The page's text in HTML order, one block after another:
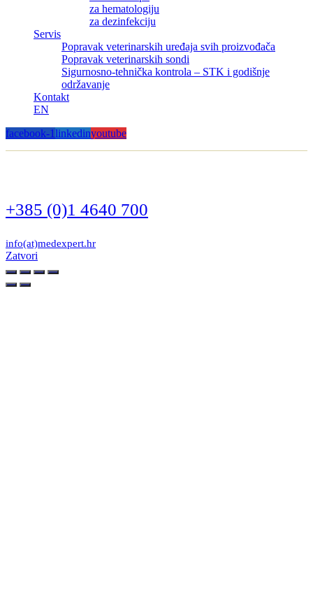
za hematologiju
za dezinfekciju
Servis
Popravak veterinarskih uređaja svih proizvođača
Popravak veterinarskih sondi
Sigurnosno-tehnička kontrola – STK i godišnje
održavanje
Kontakt
EN
facebook-1linkedinyoutube
+385 (0)1 4640 700
info(at)medexpert.hr
Zatvori